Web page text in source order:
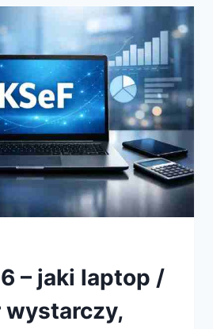
FISKALNA
– jaki laptop /